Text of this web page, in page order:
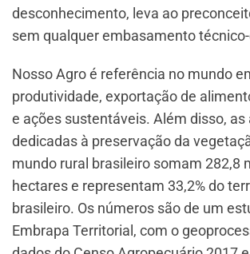
desconhecimento, leva ao
sem qualquer embasamento
Nosso Agro é referência no mundo
produtividade, exportação de
e ações sustentáveis. Além disso, as
dedicadas à preservação da
mundo rural brasileiro somam 282,8
hectares e representam 33,2% do
brasileiro. Os números são de um
Embrapa Territorial, com o